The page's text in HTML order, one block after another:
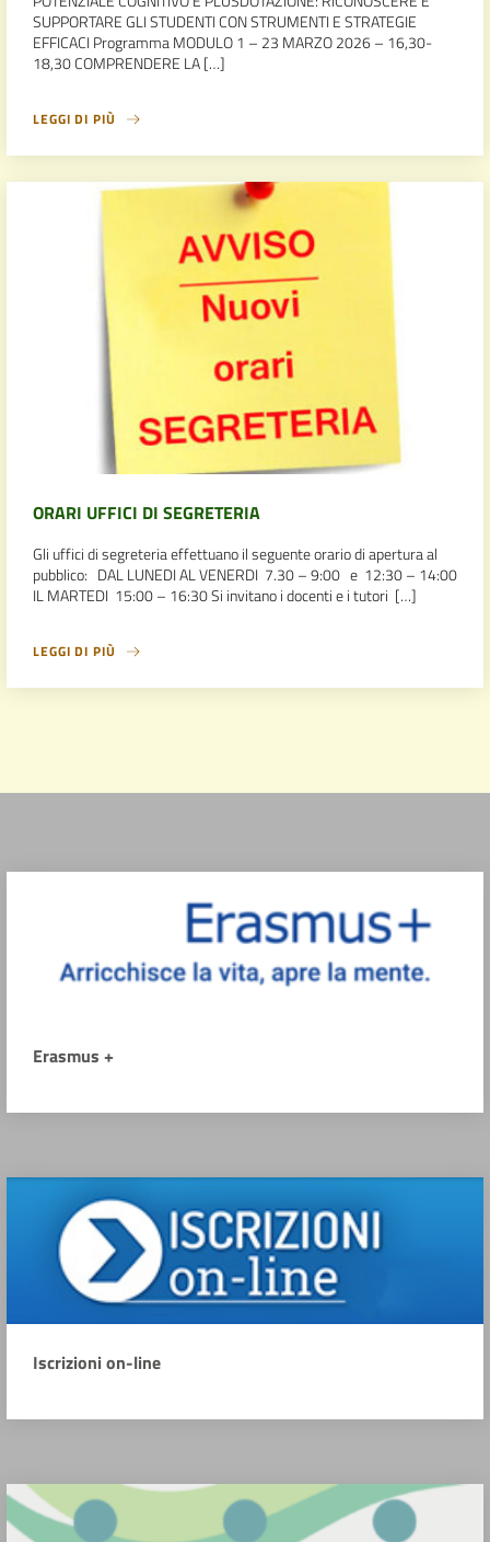
SUPPORTARE GLI STUDENTI CON STRUMENTI E STRATEGIE
EFFICACI Programma MODULO 1 – 23 MARZO 2026 – 16,30-
18,30 COMPRENDERE LA […]
LEGGI DI PIÙ
ORARI UFFICI DI SEGRETERIA
Gli uffici di segreteria effettuano il seguente orario di apertura al
pubblico: DAL LUNEDI AL VENERDI 7.30 – 9:00 e 12:30 – 14:00
IL MARTEDI 15:00 – 16:30 Si invitano i docenti e i tutori […]
LEGGI DI PIÙ
Erasmus +
Iscrizioni on-line